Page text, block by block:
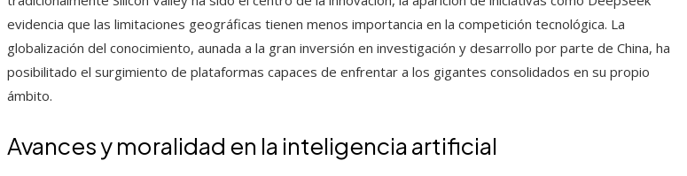
evidencia que las limitaciones geográficas tienen menos importancia en la competición tecnológica. La
globalización del conocimiento, aunada a la gran inversión en investigación y desarrollo por parte de China, ha
posibilitado el surgimiento de plataformas capaces de enfrentar a los gigantes consolidados en su propio
ámbito.
Avances y moralidad en la inteligencia artificial